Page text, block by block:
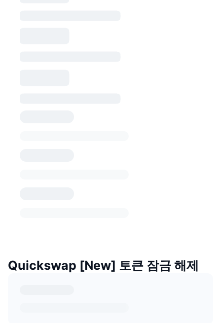
Quickswap [New] 토큰 잠금 해제